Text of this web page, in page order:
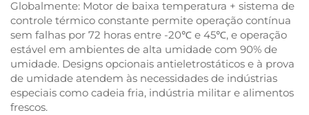
Globalmente: Motor de baixa temperatura + sistema de
controle térmico constante permite operação contínua
sem falhas por 72 horas entre -20℃ e 45℃, e operação
estável em ambientes de alta umidade com 90% de
umidade. Designs opcionais antieletrostáticos e à prova
de umidade atendem às necessidades de indústrias
especiais como cadeia fria, indústria militar e alimentos
frescos.